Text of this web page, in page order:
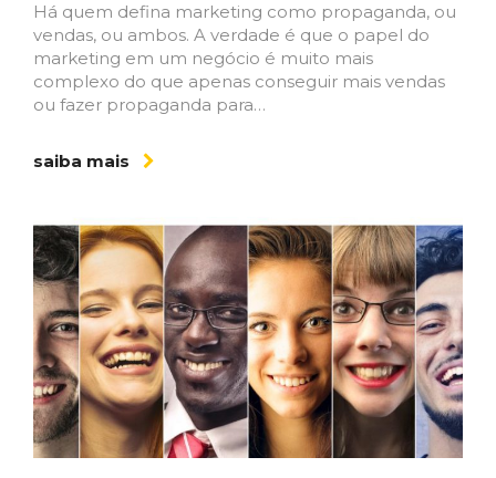
Há quem defina marketing como propaganda, ou
vendas, ou ambos. A verdade é que o papel do
marketing em um negócio é muito mais
complexo do que apenas conseguir mais vendas
ou fazer propaganda para…
saiba mais